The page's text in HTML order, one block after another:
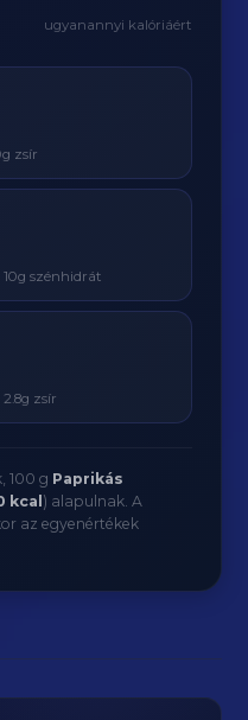
ugyanannyi kalóriáért
zsír
szénhidrát
zsír
100 g Paprikás
kcal ) alapulnak. A
az egyenértékek